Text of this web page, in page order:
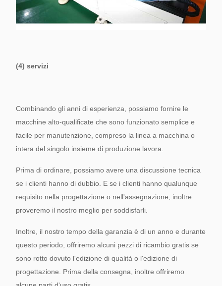
(4) servizi
Combinando gli anni di esperienza, possiamo fornire le
macchine alto-qualificate che sono funzionato semplice e
facile per manutenzione, compreso la linea a macchina o
intera del singolo insieme di produzione lavora.
Prima di ordinare, possiamo avere una discussione tecnica
se i clienti hanno di dubbio. E se i clienti hanno qualunque
requisito nella progettazione o nell'assegnazione, inoltre
proveremo il nostro meglio per soddisfarli.
Inoltre, il nostro tempo della garanzia è di un anno e durante
questo periodo, offriremo alcuni pezzi di ricambio gratis se
sono rotto dovuto l'edizione di qualità o l'edizione di
progettazione. Prima della consegna, inoltre offriremo